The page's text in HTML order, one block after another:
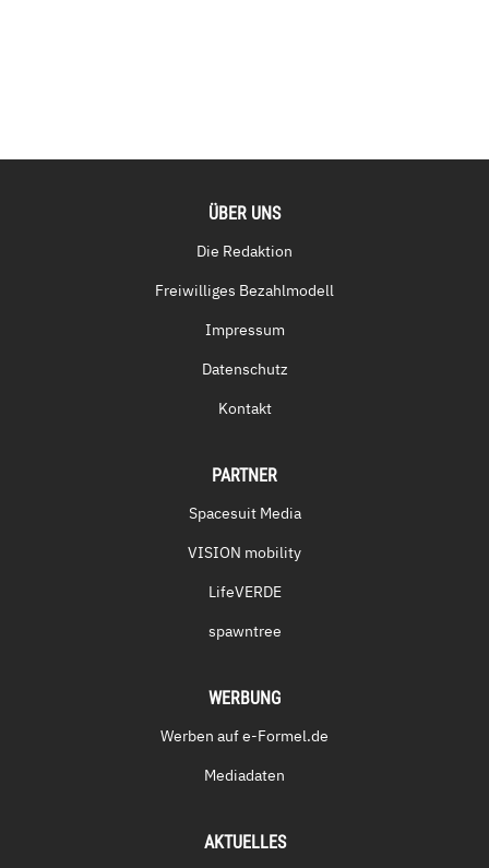
ÜBER UNS
Die Redaktion
Freiwilliges Bezahlmodell
Impressum
Datenschutz
Kontakt
PARTNER
Spacesuit Media
VISION mobility
LifeVERDE
spawntree
WERBUNG
Werben auf e-Formel.de
Mediadaten
AKTUELLES